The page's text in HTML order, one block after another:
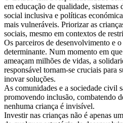
em educação de qualidade, sistemas
social inclusiva e políticas
mais vulneráveis. Priorizar as
sociais, mesmo em contextos de
Os parceiros de desenvolvimento e
determinante. Num momento em
ameaçam milhões de vidas, a
responsável tornam-se cruciais para
inovar soluções.
As comunidades e a sociedade civil
promovendo inclusão, combatendo
nenhuma criança é invisível.
Investir nas crianças não é apenas